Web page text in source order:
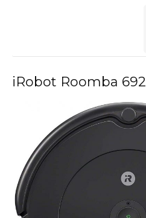
iRobot Roomba 692